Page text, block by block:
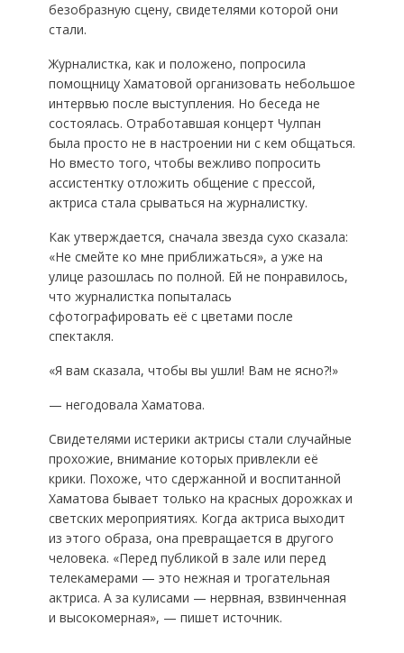
безобразную сцену, свидетелями которой они
стали.
Журналистка, как и положено, попросила
помощницу Хаматовой организовать небольшое
интервью после выступления. Но беседа не
состоялась. Отработавшая концерт Чулпан
была просто не в настроении ни с кем общаться.
Но вместо того, чтобы вежливо попросить
ассистентку отложить общение с прессой,
актриса стала срываться на журналистку.
Как утверждается, сначала звезда сухо сказала:
«Не смейте ко мне приближаться», а уже на
улице разошлась по полной. Ей не понравилось,
что журналистка попыталась
сфотографировать её с цветами после
спектакля.
«Я вам сказала, чтобы вы ушли! Вам не ясно?!»
— негодовала Хаматова.
Свидетелями истерики актрисы стали случайные
прохожие, внимание которых привлекли её
крики. Похоже, что сдержанной и воспитанной
Хаматова бывает только на красных дорожках и
светских мероприятиях. Когда актриса выходит
из этого образа, она превращается в другого
человека. «Перед публикой в зале или перед
телекамерами — это нежная и трогательная
актриса. А за кулисами — нервная, взвинченная
и высокомерная», — пишет источник.